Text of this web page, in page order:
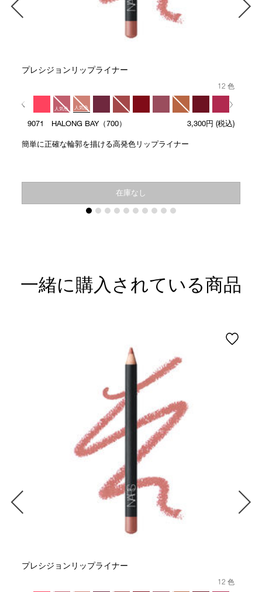
プレシジョンリップライナー
12 色
人気色 人気色
9071 HALONG BAY（700） 3,300円 (税込)
簡単に正確な輪郭を描ける高発色リップライナー
在庫なし
一緒に購入されている商品
プレシジョンリップライナー
12 色